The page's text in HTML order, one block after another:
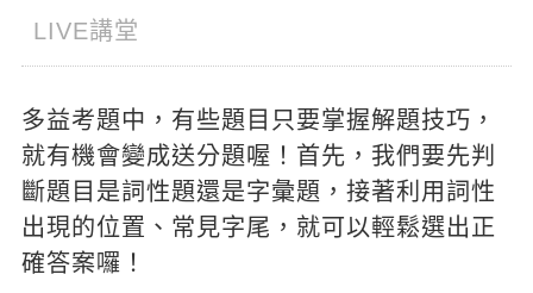
TOEFL 托福課程
開口溜英文
旅遊英文
基礎字彙
情境閱讀
英文文法技巧
英文寫作
英語俱樂部
Let's Talk
日語
西班牙語
外語即時通
兒童美語
更多
企業訓練
點讀筆教材
數位學習教材
活動花絮
LIVE講堂
多益考題中，有些題目只要掌握解題技巧，
就有機會變成送分題喔！首先，我們要先判
斷題目是詞性題還是字彙題，接著利用詞性
出現的位置、常見字尾，就可以輕鬆選出正
確答案囉！